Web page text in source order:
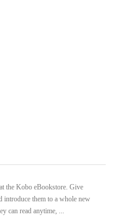
the Kobo eBookstore. Give
introduce them to a whole new
can read anytime, ...